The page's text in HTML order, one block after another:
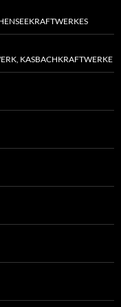
KASBACHKRAFTWERKE